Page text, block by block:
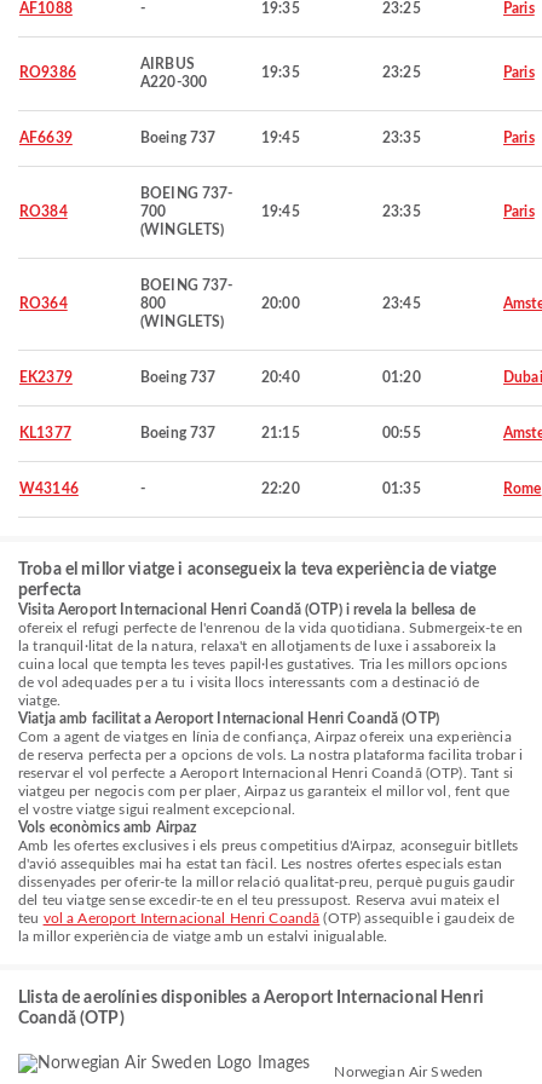
AF1088 - 19:35 23:25 Paris
RO9386
AIRBUS
A220-300
19:35 23:25 Paris
AF6639 Boeing 737 19:45 23:35 Paris
RO384
BOEING 737-
700
(WINGLETS)
19:45 23:35 Paris
RO364
BOEING 737-
800
(WINGLETS)
20:00 23:45
EK2379 Boeing 737 20:40 01:20 Dubai
KL1377 Boeing 737 21:15 00:55
W43146 - 22:20 01:35 Rome
Troba el millor viatge i aconsegueix la teva experiència de viatge
perfecta
Visita Aeroport Internacional Henri Coandă (OTP) i revela la bellesa de
ofereix el refugi perfecte de l'enrenou de la vida quotidiana. Submergeix-te en
la tranquil·litat de la natura, relaxa't en allotjaments de luxe i assaboreix la
cuina local que tempta les teves papil·les gustatives. Tria les millors opcions
de vol adequades per a tu i visita llocs interessants com a destinació de
viatge.
Viatja amb facilitat a Aeroport Internacional Henri Coandă (OTP)
Com a agent de viatges en línia de confiança, Airpaz ofereix una experiència
de reserva perfecta per a opcions de vols. La nostra plataforma facilita trobar i
reservar el vol perfecte a Aeroport Internacional Henri Coandă (OTP). Tant si
viatgeu per negocis com per plaer, Airpaz us garanteix el millor vol, fent que
el vostre viatge sigui realment excepcional.
Vols econòmics amb Airpaz
Amb les ofertes exclusives i els preus competitius d'Airpaz, aconseguir bitllets
d'avió assequibles mai ha estat tan fàcil. Les nostres ofertes especials estan
dissenyades per oferir-te la millor relació qualitat-preu, perquè puguis gaudir
del teu viatge sense excedir-te en el teu pressupost. Reserva avui mateix el
teu vol a Aeroport Internacional Henri Coandă (OTP) assequible i gaudeix de
la millor experiència de viatge amb un estalvi inigualable.
Llista de aerolínies disponibles a Aeroport Internacional Henri
Coandă (OTP)
Norwegian Air Sweden